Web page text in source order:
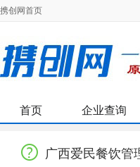
携创网首页
首页 企业查询
广西爱民餐饮管